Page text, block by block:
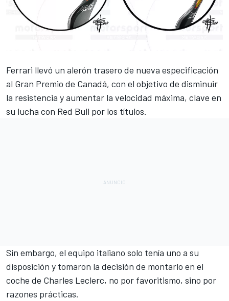
Ferrari llevó un alerón trasero de nueva especificación
al Gran Premio de Canadá, con el objetivo de disminuir
la resistencia y aumentar la velocidad máxima, clave en
su lucha con Red Bull por los títulos.
Sin embargo, el equipo italiano solo tenía uno a su
disposición y tomaron la decisión de montarlo en el
coche de Charles Leclerc, no por favoritismo, sino por
razones prácticas.